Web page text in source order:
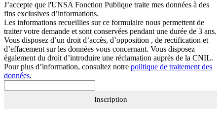
J’accepte que l'UNSA Fonction Publique traite mes données à des
fins exclusives d’informations.
Les informations recueillies sur ce formulaire nous permettent de
traiter votre demande et sont conservées pendant une durée de 3 ans.
Vous disposez d’un droit d’accès, d’opposition , de rectification et
d’effacement sur les données vous concernant. Vous disposez
également du droit d’introduire une réclamation auprès de la CNIL.
Pour plus d’information, consultez notre politique de traitement des
données.
Inscription